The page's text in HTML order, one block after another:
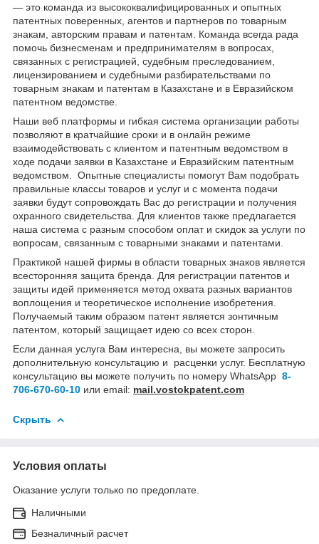
— это команда из высококвалифицированных и опытных
патентных поверенных, агентов и партнеров по товарным
знакам, авторским правам и патентам. Команда всегда рада
помочь бизнесменам и предпринимателям в вопросах,
связанных с регистрацией, судебным преследованием,
лицензированием и судебными разбирательствами по
товарным знакам и патентам в Казахстане и в Евразийском
патентном ведомстве.
Наши веб платформы и гибкая система организации работы
позволяют в кратчайшие сроки и в онлайн режиме
взаимодействовать с клиентом и патентным ведомством в
ходе подачи заявки в Казахстане и Евразийским патентным
ведомством. Опытные специалисты помогут Вам подобрать
правильные классы товаров и услуг и с момента подачи
заявки будут сопровождать Вас до регистрации и получения
охранного свидетельства. Для клиентов также предлагается
наша система с разным способом оплат и скидок за услуги по
вопросам, связанным с товарными знаками и патентами.
Практикой нашей фирмы в области товарных знаков является
всесторонняя защита бренда. Для регистрации патентов и
защиты идей применяется метод охвата разных вариантов
воплощения и теоретическое исполнение изобретения.
Получаемый таким образом патент является зонтичным
патентом, который защищает идею со всех сторон.
Если данная услуга Вам интересна, вы можете запросить
дополнительную консультацию и расценки услуг. Бесплатную
консультацию вы можете получить по номеру WhatsApp 8-
706-670-60-10 или email: mail.vostokpatent.com
Скрыть
Условия оплаты
Оказание услуги только по предоплате.
Наличными
Безналичный расчет